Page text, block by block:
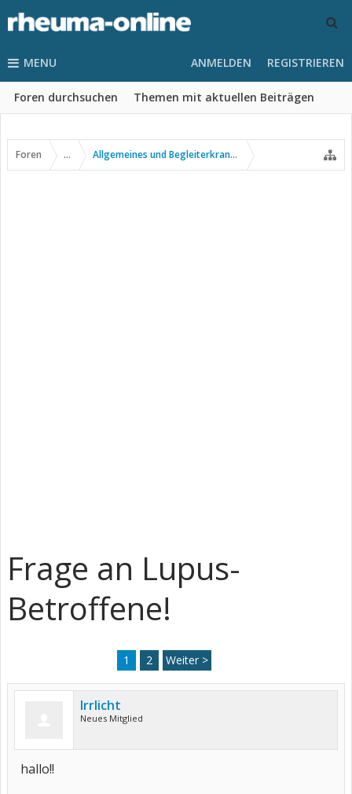
MENU
Foren durchsuchen Themen mit aktuellen Beiträgen
ANMELDEN REGISTRIEREN
Foren ... Allgemeines und Begleiterkrankungen
Frage an Lupus-
Betroffene!
1 2 Weiter >
Irrlicht
Neues Mitglied
hallo!!